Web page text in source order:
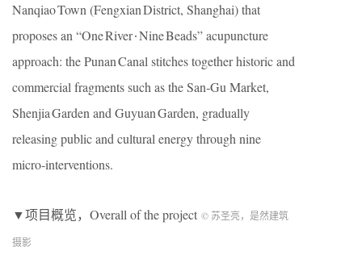
Nanqiao Town (Fengxian District, Shanghai) that
proposes an “One River ∙ Nine Beads” acupuncture
approach: the Punan Canal stitches together historic and
commercial fragments such as the San‑Gu Market,
Shenjia Garden and Guyuan Garden, gradually
releasing public and cultural energy through nine
micro‑interventions.
▼项目概览，Overall of the project © 苏圣亮，是然建筑
摄影